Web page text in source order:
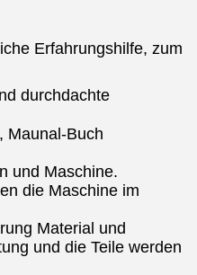
Erfahrungshilfe, zum
durchdachte
Maunal-Buch
und Maschine.
die Maschine im
Material und
und die Teile werden